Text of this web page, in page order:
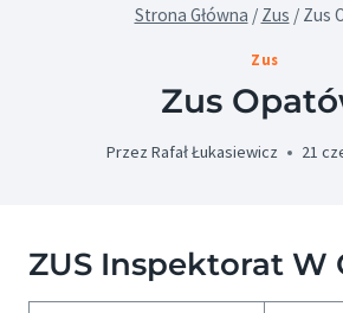
Strona Główna / Zus / Zus
Zus
Zus
Przez Rafał Łukasiewicz 21
ZUS Inspektorat W